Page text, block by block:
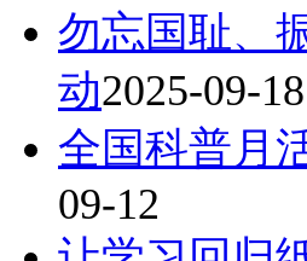
勿忘国耻、
动2025-09-18
全国科普月
09-12